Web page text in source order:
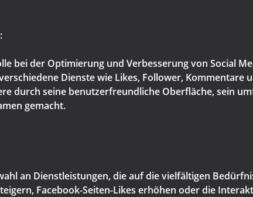
bei der Optimierung und Verbesserung von Social
Dienste wie Likes, Follower, Kommentare
durch seine benutzerfreundliche Oberfläche, sein
gemacht.
an Dienstleistungen, die auf die vielfältigen
Facebook-Seiten-Likes erhöhen oder die